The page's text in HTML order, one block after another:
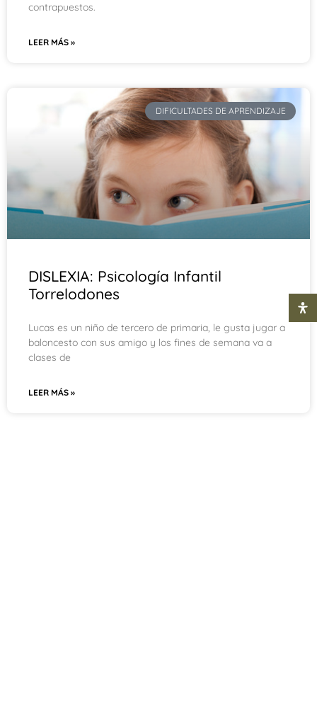
contrapuestos.
LEER MÁS »
DIFICULTADES DE APRENDIZAJE
DISLEXIA: Psicología Infantil
Torrelodones
Lucas es un niño de tercero de primaria, le gusta jugar a
baloncesto con sus amigo y los fines de semana va a
clases de
LEER MÁS »